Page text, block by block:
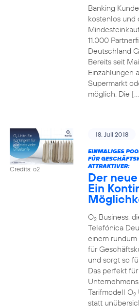
Banking
kostenlos und
11.000
Deutschland
Bereits seit
Einzahlungen
Supermarkt
möglich. Die
Credits: o2
18. Juli 2018
EINMALIGES
FÜR
ATTRAKTIVER:
Der
Ein
O2Business,
Telefónica
einem
für
und sorgt so
Das perfekt
Tarifmodell O2
statt